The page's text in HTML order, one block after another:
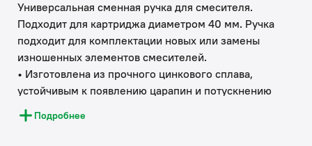
Универсальная сменная ручка для смесителя.
Подходит для картриджа диаметром 40 мм. Ручка
подходит для комплектации новых или замены
изношенных элементов смесителей.
• Изготовлена из прочного цинкового сплава,
устойчивым к появлению царапин и потускнению
(при должном уходе).
IDDIS® ценит время и ресурсы, затрачиваемые на
Подробнее